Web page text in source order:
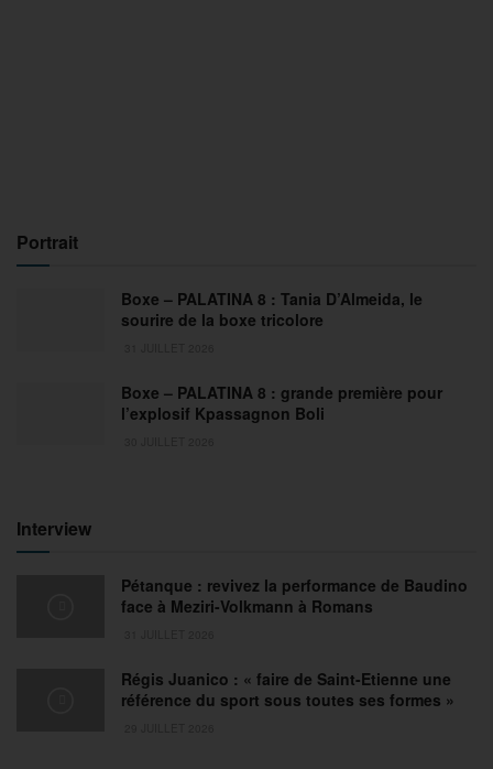
Portrait
Boxe – PALATINA 8 : Tania D’Almeida, le
sourire de la boxe tricolore
Boxe – PALATINA 8 : grande première pour
l’explosif Kpassagnon Boli
Interview
Pétanque : revivez la performance de Baudino
face à Meziri-Volkmann à Romans
Régis Juanico : « faire de Saint-Etienne une
référence du sport sous toutes ses formes »